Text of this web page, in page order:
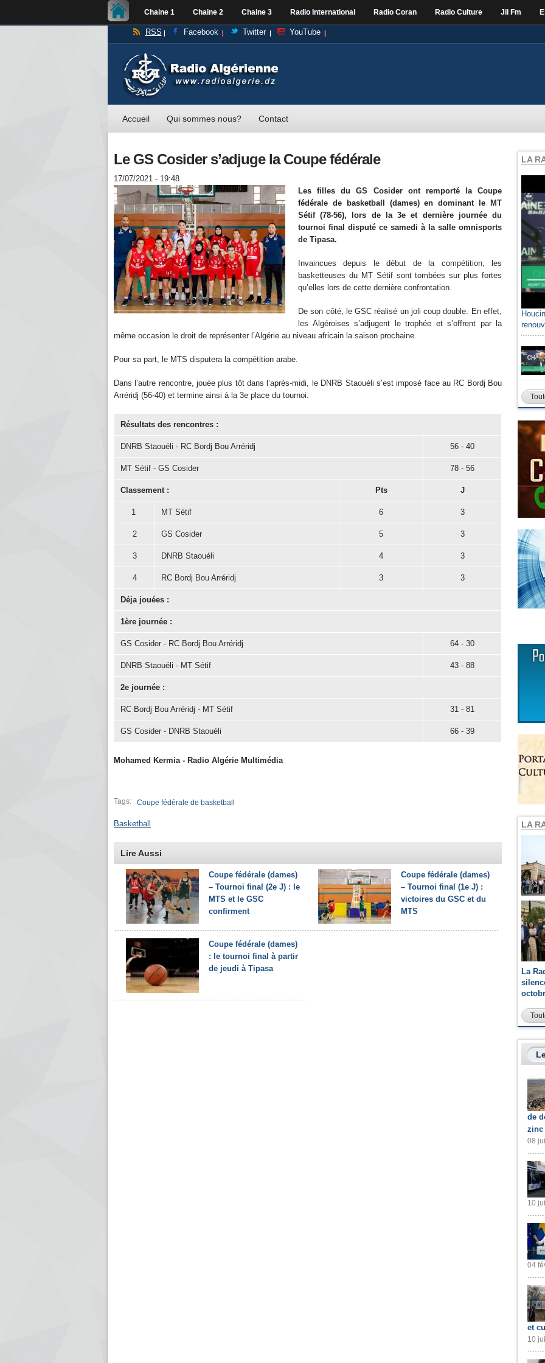
Chaine 1 Chaine 2 Chaine 3 Radio International Radio Coran Radio Culture Jil Fm
RSS Facebook Twitter YouTube
Accueil Qui sommes nous? Contact
Le GS Cosider s’adjuge la Coupe fédérale
17/07/2021 - 19:48
Les filles du GS Cosider ont remporté la Coupe
fédérale de basketball (dames) en dominant le MT
Sétif (78-56), lors de la 3e et dernière journée du
tournoi final disputé ce samedi à la salle omnisports
de Tipasa.
Invaincues depuis le début de la compétition, les
basketteuses du MT Sétif sont tombées sur plus fortes
qu’elles lors de cette dernière confrontation.
De son côté, le GSC réalisé un joli coup double. En effet,
les Algéroises s’adjugent le trophée et s’offrent par la
même occasion le droit de représenter l’Algérie au niveau africain la saison prochaine.
Pour sa part, le MTS disputera la compétition arabe.
Dans l’autre rencontre, jouée plus tôt dans l’après-midi, le DNRB Staouéli s’est imposé face au RC Bordj Bou
Arréridj (56-40) et termine ainsi à la 3e place du tournoi.
Résultats des rencontres :
DNRB Staouéli - RC Bordj Bou Arréridj 56 - 40
MT Sétif - GS Cosider 78 - 56
Classement : Pts J
1 MT Sétif 6 3
2 GS Cosider 5 3
3 DNRB Staouéli 4 3
4 RC Bordj Bou Arréridj 3 3
Déja jouées :
1ère journée :
GS Cosider - RC Bordj Bou Arréridj 64 - 30
DNRB Staouéli - MT Sétif 43 - 88
2e journée :
RC Bordj Bou Arréridj - MT Sétif 31 - 81
GS Cosider - DNRB Staouéli 66 - 39
Mohamed Kermia - Radio Algérie Multimédia
Tags: Coupe fédérale de basketball
Basketball
Lire Aussi
Coupe fédérale (dames)
– Tournoi final (2e J) : le
MTS et le GSC
confirment
Coupe fédérale (dames)
– Tournoi final (1e J) :
victoires du GSC et du
MTS
Coupe fédérale (dames)
: le tournoi final à partir
de jeudi à Tipasa
LA
Sami
LA
La
de
zinc
08
10
04
et
10